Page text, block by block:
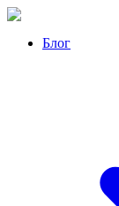
Перейти
контенту
Блог